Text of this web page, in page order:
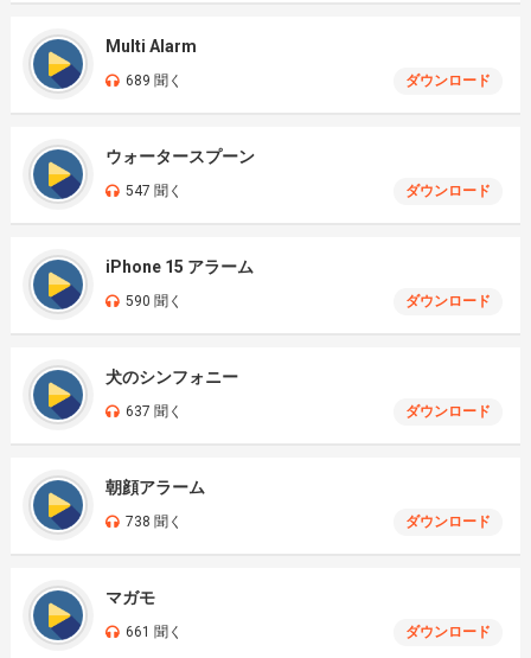
Multi Alarm
689 聞く ダウンロード
ウォータースプーン
547 聞く ダウンロード
iPhone 15 アラーム
590 聞く ダウンロード
犬のシンフォニー
637 聞く ダウンロード
朝顔アラーム
738 聞く ダウンロード
マガモ
661 聞く ダウンロード